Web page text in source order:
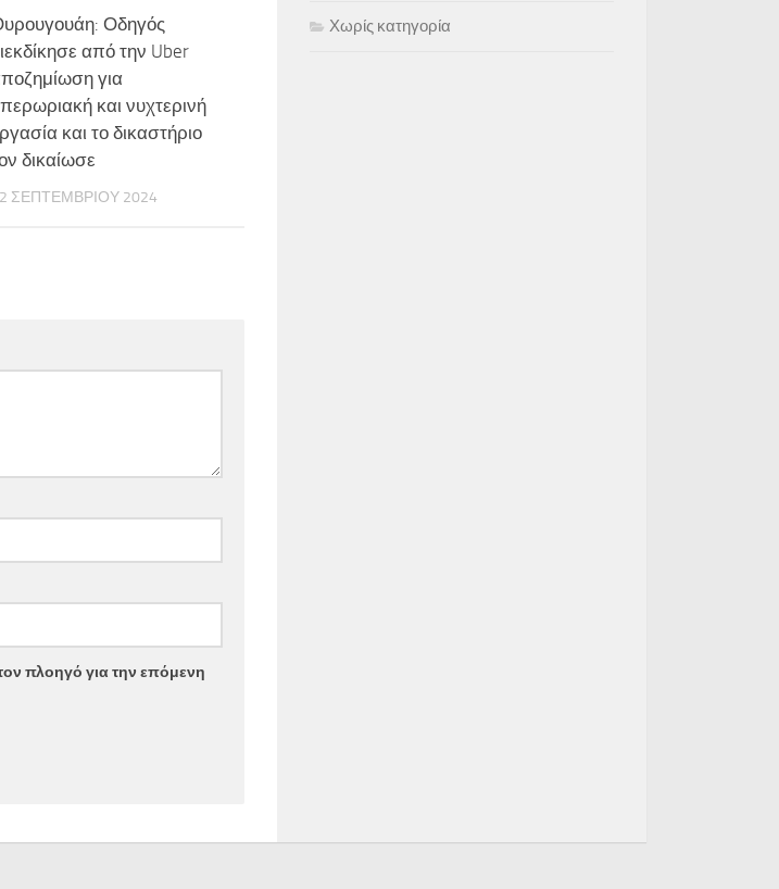
Οδηγός
από την Uber
για
και νυχτερινή
και το δικαστήριο
δικαίωσε
ΣΕΠΤΕΜΒΡΊΟΥ 2024
πλοηγό για την επόμενη
Χωρίς κατηγορία